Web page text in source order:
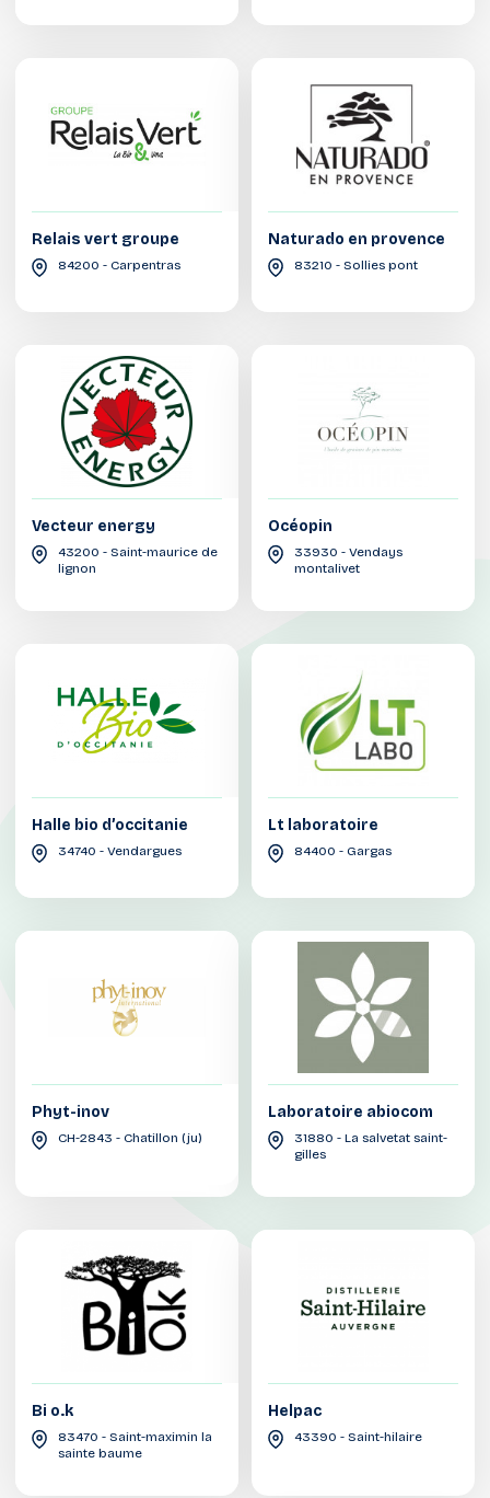
Relais vert groupe
84200 - Carpentras
Naturado en provence
83210 - Sollies pont
Vecteur energy
43200 - Saint-maurice de
lignon
Océopin
33930 - Vendays
montalivet
Halle bio d’occitanie
34740 - Vendargues
Lt laboratoire
84400 - Gargas
Phyt-inov
CH-2843 - Chatillon (ju)
Laboratoire abiocom
31880 - La salvetat saint-
gilles
Bi o.k
83470 - Saint-maximin la
sainte baume
Helpac
43390 - Saint-hilaire